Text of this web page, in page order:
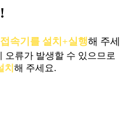
접속기를 설치+실행해 주세
오류가 발생할 수 있으므로
치 해 주세요.